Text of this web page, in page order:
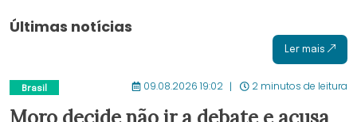
Últimas notícias
Ler mais
Brasil 09.08.2026 19:02 2 minutos de leitura